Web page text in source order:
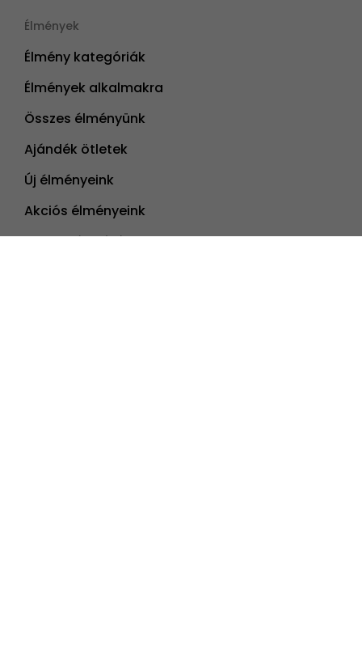
Élmények
Élmény kategóriák
Élmények alkalmakra
Összes élményünk
Ajándék ötletek
Új élményeink
Akciós élményeink
Nyereményjáték